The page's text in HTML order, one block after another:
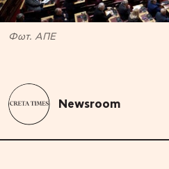
Φωτ. ΑΠΕ
Newsroom